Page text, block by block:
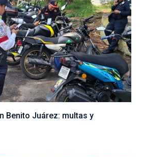
Benito Juárez: multas y